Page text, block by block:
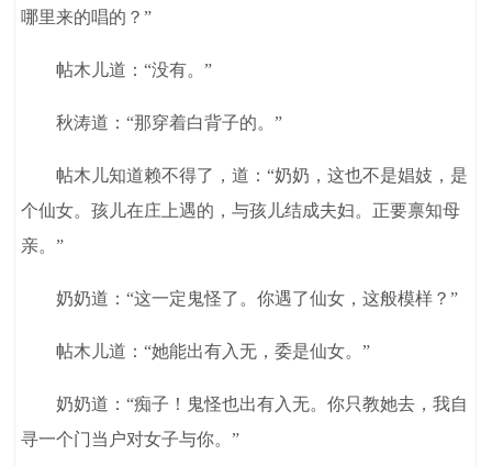
哪里来的唱的？”
帖木儿道：“没有。”
秋涛道：“那穿着白背子的。”
帖木儿知道赖不得了，道：“奶奶，这也不是娼妓，是
个仙女。孩儿在庄上遇的，与孩儿结成夫妇。正要禀知母
亲。”
奶奶道：“这一定鬼怪了。你遇了仙女，这般模样？”
帖木儿道：“她能出有入无，委是仙女。”
奶奶道：“痴子！鬼怪也出有入无。你只教她去，我自
寻一个门当户对女子与你。”